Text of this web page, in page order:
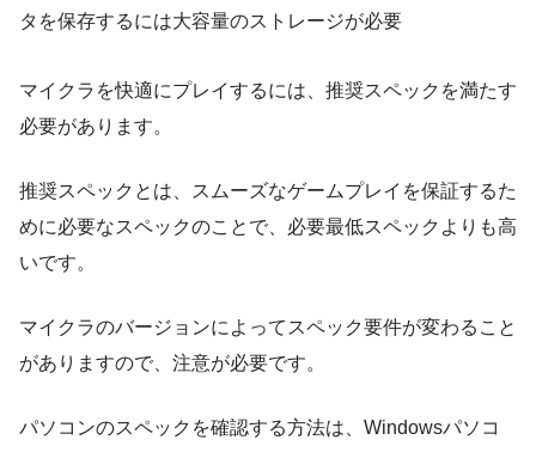
タを保存するには大容量のストレージが必要
マイクラを快適にプレイするには、推奨スペックを満たす
必要があります。
推奨スペックとは、スムーズなゲームプレイを保証するた
めに必要なスペックのことで、必要最低スペックよりも高
いです。
マイクラのバージョンによってスペック要件が変わること
がありますので、注意が必要です。
パソコンのスペックを確認する方法は、Windowsパソコ